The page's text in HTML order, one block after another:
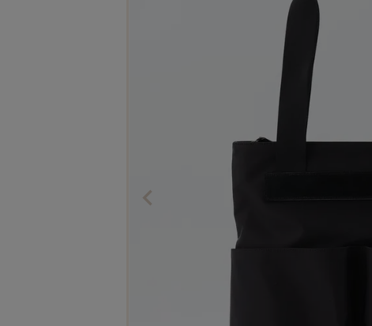
The Edinburgh
Natural Skincare